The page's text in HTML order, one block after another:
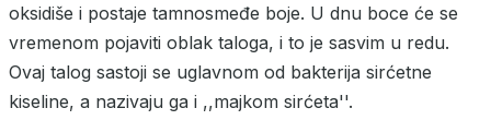
oksidiše i postaje tamnosmeđe boje. U dnu boce će se
vremenom pojaviti oblak taloga, i to je sasvim u redu.
Ovaj talog sastoji se uglavnom od bakterija sirćetne
kiseline, a nazivaju ga i ,,majkom sirćeta''.